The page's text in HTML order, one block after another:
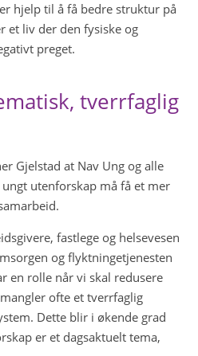
hjelp til å få bedre struktur på
et liv der den fysiske og
preget.
tverrfaglig
Gjelstad at Nav Ung og alle
utenforskap må få et mer
fastlege og helsevesen
og flyktningetjenesten
en rolle når vi skal redusere
ofte et tverrfaglig
Dette blir i økende grad
er et dagsaktuelt tema,